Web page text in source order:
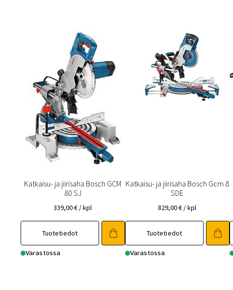
Katkaisu- ja jiirisaha Bosch GCM
80 SJ
339,00€ / kpl
Tuotetiedot
Varastossa
Katkaisu- ja jiirisaha Bosch Gcm 8
SDE
829,00€ / kpl
Tuotetiedot
Varastossa